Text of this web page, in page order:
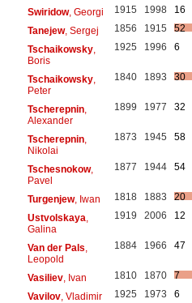
Swiridow, Georgi 1915 1998
16
Tanejew, Sergej 1856 1915
52
Tschaikowsky,
Boris
1925 1996 6
Tschaikowsky,
Peter
1840 1893 30
Tscherepnin,
Alexander
1899 1977 32
Tscherepnin,
Nikolai
1873 1945 58
Tschesnokow,
Pavel
1877 1944 54
Turgenjew, Iwan 1818 1883
20
Ustvolskaya
Galina
1919 2006 12
Van der Pals
Leopold
1884 1966 47
Vasiliev, Ivan 1810 1870
7
Vavilov, Vladimir 1925 1973
6